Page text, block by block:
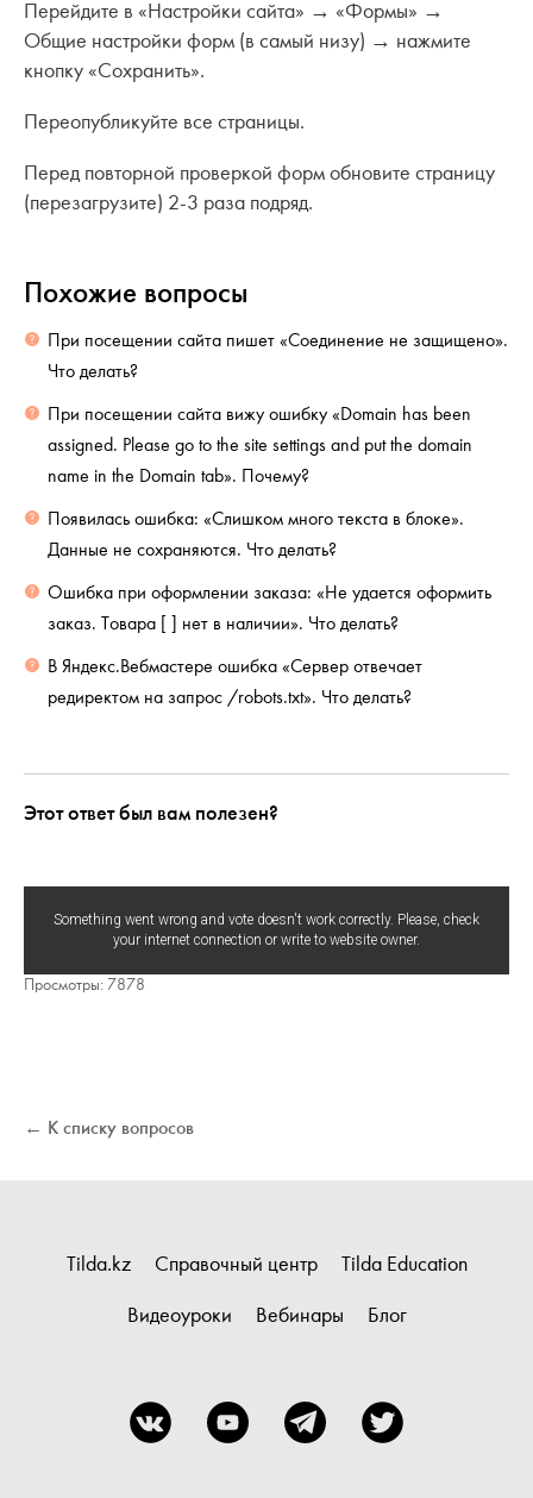
Перейдите в «Настройки сайта» → «Формы» →
Общие настройки форм (в самый низу) → нажмите
кнопку «Сохранить».
Переопубликуйте все страницы.
Перед повторной проверкой форм обновите страницу
(перезагрузите) 2-3 раза подряд.
Похожие вопросы
При посещении сайта пишет «Соединение не защищено».
Что делать?
При посещении сайта вижу ошибку «Domain has been
assigned. Please go to the site settings and put the domain
name in the Domain tab». Почему?
Появилась ошибка: «Слишком много текста в блоке».
Данные не сохраняются. Что делать?
Ошибка при оформлении заказа: «Не удается оформить
заказ. Товара [ ] нет в наличии». Что делать?
В Яндекс.Вебмастере ошибка «Сервер отвечает
редиректом на запрос /robots.txt». Что делать?
Этот ответ был вам полезен?
Something went wrong and vote doesn't work correctly. Please, check
your internet connection or write to website owner.
Просмотры: 7878
← К списку вопросов
Tilda.kz Справочный центр Tilda Education
Видеоуроки Вебинары Блог